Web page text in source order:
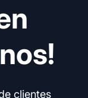
clientes